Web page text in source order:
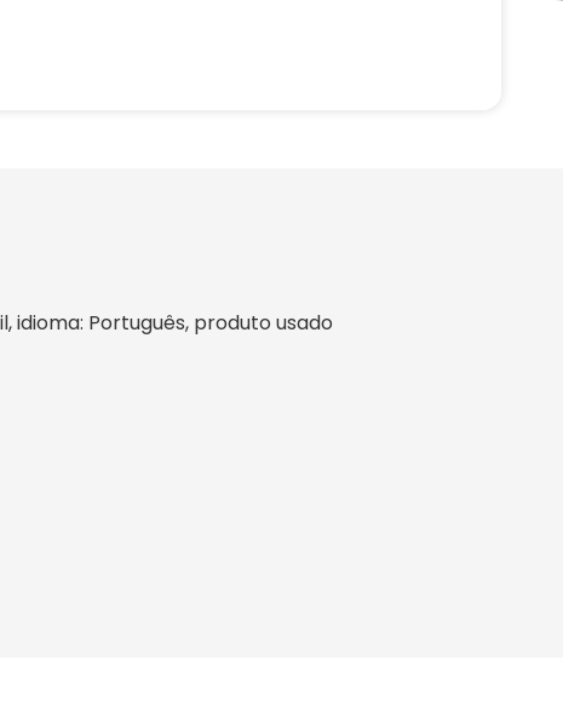
idioma: Português, produto usado